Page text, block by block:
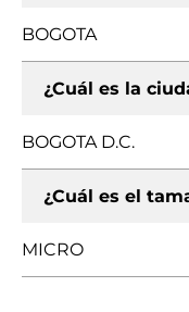
BOGOTA
¿Cuál es la
BOGOTA D.C.
¿Cuál es el
MICRO